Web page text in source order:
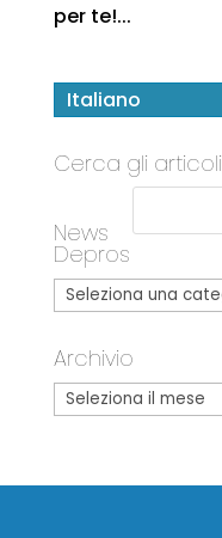
per te!...
Italiano
Cerca gli articoli
News
Depros
Archivio